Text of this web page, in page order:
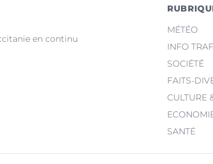
en continu
MÉTÉO
INFO
SOCIÉTÉ
FAITS-
CULTURE
SANTÉ